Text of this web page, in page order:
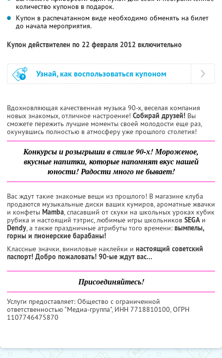
количество купонов в подарок.
Купон в распечатанном виде необходимо обменять на билет
до начала мероприятия.
Купон действителен по 22 февраля 2012 включительно
Узнай, как воспользоваться купоном
Вдохновляющая качественная музыка 90-х, веселая компания
новых знакомых, отличное настроение! Собирай друзей! Вы
сможете пережить лучшие моменты своей молодости еще раз,
окунувшись полностью в атмосферу уже прошлого столетия!
Конкурсы и розыгрыши в стиле 90-х! Мороженое,
вкусные напитки, которые напомнят вкус нашей
юности! Радости много не бывает!
Вас ждут такие знакомые вещи из прошлого! В магазине клуба
продаются музыкальные диски ваших кумиров, ароматные жвачки
и конфеты Mamba, спасавший от скуки на школьных уроках кубик
рубика и настоящий тэтрис, любимые игры школьников SEGAи
Dendy, а также праздничные атрибуты того времени: вымпелы,
горны и пионерские барабаны!
Классные значки, виниловые наклейки и настоящий советский
паспорт! Добро пожаловать! 90-ые ждут вас…
Присоединяйтесь!
Услуги предоставляет: Общество с ограниченной
ответственностью "Медиа-группа", ИНН 7718810100, ОГРН
1107746475870